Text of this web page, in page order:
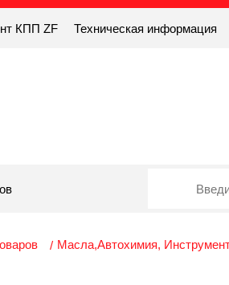
КПП ZF Техническая информация
Масла,Автохимия,